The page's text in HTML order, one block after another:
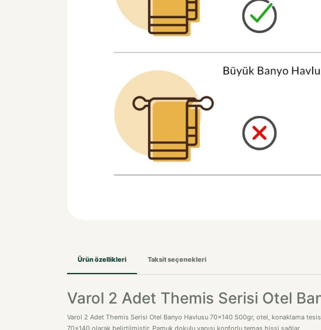
Ürün özellikleri Taksit seçenekleri
Varol 2 Adet Themis Serisi Otel
Varol 2 Adet Themis Serisi Otel Banyo Havlusu 70x140 500gr, otel, konaklama
70x140 olarak belirtilmiştir. Pamuk dokulu yapısı konforlu temas hissi sağlar.